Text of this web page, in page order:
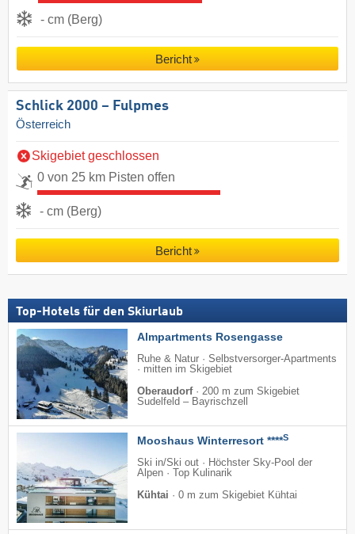
- cm (Berg)
Bericht
Schlick 2000 – Fulpmes
Österreich
Skigebiet geschlossen
0 von 25 km Pisten offen
- cm (Berg)
Bericht
Top-Hotels für den Skiurlaub
Almpartments Rosengasse
Ruhe & Natur · Selbstversorger-Apartments
· mitten im Skigebiet
Oberaudorf· 200 m zum Skigebiet
Sudelfeld – Bayrischzell
Mooshaus Winterresort ****S
Ski in/Ski out · Höchster Sky-Pool der
Alpen · Top Kulinarik
Kühtai · 0 m zum Skigebiet Kühtai